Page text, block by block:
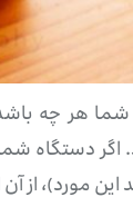
هر چه
اگر دستگاه
مورد)، از